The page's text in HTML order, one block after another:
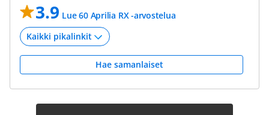
3.9 Lue 60 Aprilia RX -arvostelua
Hae samanlaiset